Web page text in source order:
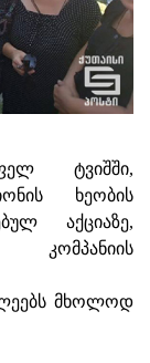
ტვიშში,
ხეობის
აქციაზე,
კომპანიის
მხოლოდ